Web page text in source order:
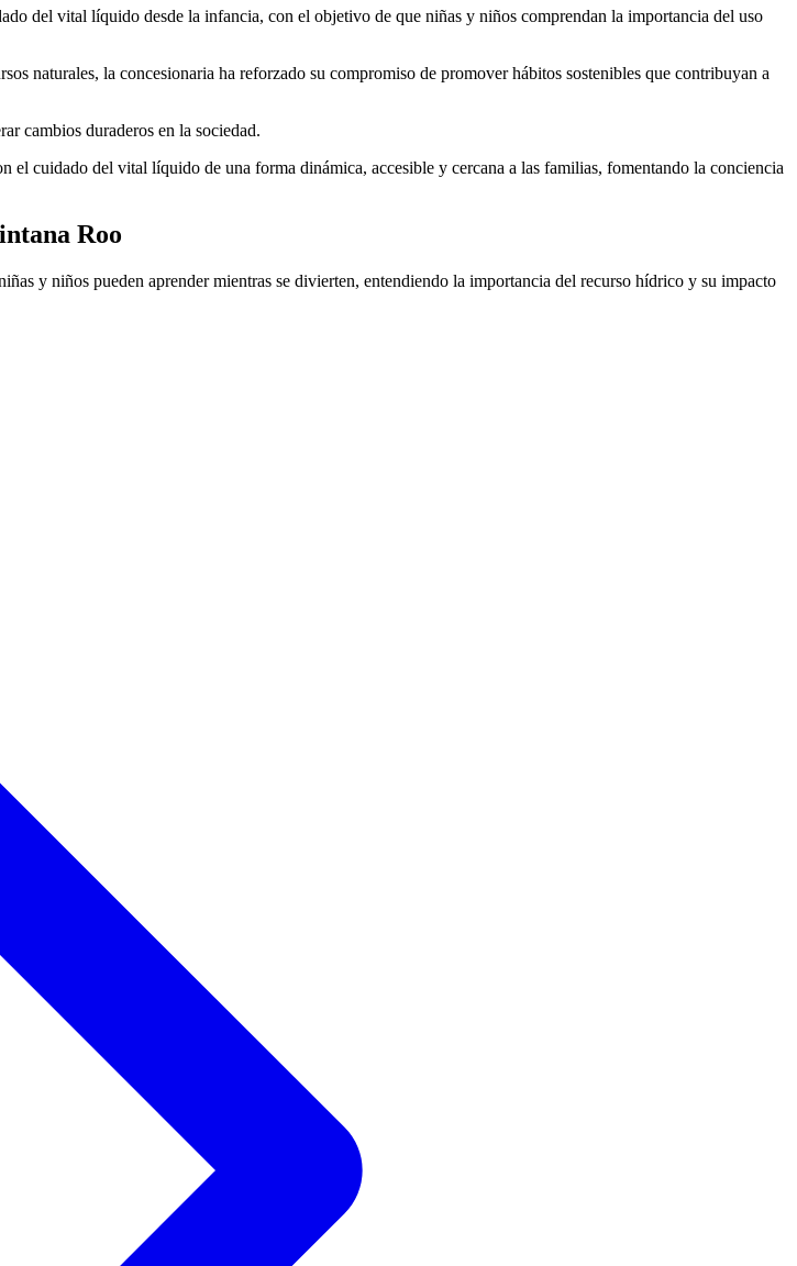
del vital líquido desde la infancia, con el objetivo de que niñas y niños comprendan la importancia del uso
naturales, la concesionaria ha reforzado su compromiso de promover hábitos sostenibles que contribuyan a
cambios duraderos en la sociedad.
el cuidado del vital líquido de una forma dinámica, accesible y cercana a las familias, fomentando la conciencia
Roo
y niños pueden aprender mientras se divierten, entendiendo la importancia del recurso hídrico y su impacto